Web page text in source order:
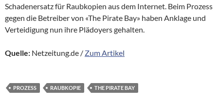
Schadenersatz für Raubkopien aus dem Internet. Beim Prozess
gegen die Betreiber von «The Pirate Bay» haben Anklage und
Verteidigung nun ihre Plädoyers gehalten.
Quelle: Netzeitung.de / Zum Artikel
PROZESS RAUBKOPIE THE PIRATE BAY